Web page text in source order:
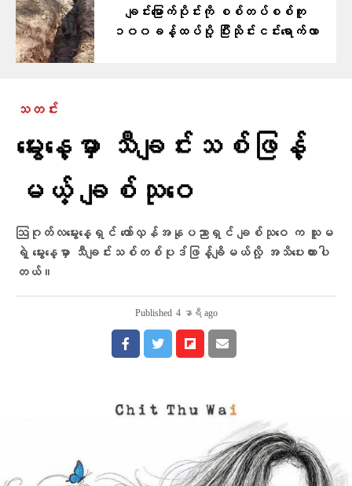
ချင်းမြောက်ပိုင်းကို စစ်တပ်စစ်ကူ
၁၀၀ခန့်ထပ်ပို့ ပြီးသိုင်းငင်းရောက်လာ
သတင်း
မွေးနေ့မှာ သီချင်းသစ်ဖြန့်
မယ့် ချစ်သုဝေ
ဩဂုတ်လမွေးနေ့ရှင် တော်လှန်အနုပညာရှင် ချစ်သုဝေ က သူမ
ရဲ့ မွေးနေ့မှာ သီချင်းသစ်တစ်ပုဒ်ဖြန့်ချိမယ်လို့ အသိပေးထားပါ
တယ်။
Published 4 နာရီ ago